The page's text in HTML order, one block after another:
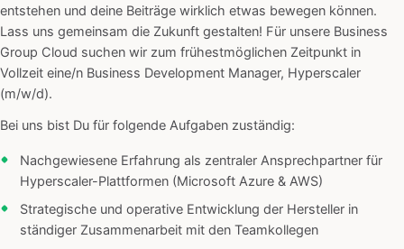
entstehen und deine Beiträge wirklich etwas bewegen können.
Lass uns gemeinsam die Zukunft gestalten! Für unsere Business
Group Cloud suchen wir zum frühestmöglichen Zeitpunkt in
Vollzeit eine/n Business Development Manager, Hyperscaler
(m/w/d).
Bei uns bist Du für folgende Aufgaben zuständig:
Nachgewiesene Erfahrung als zentraler Ansprechpartner für
Hyperscaler-Plattformen (Microsoft Azure & AWS)
Strategische und operative Entwicklung der Hersteller in
ständiger Zusammenarbeit mit den Teamkollegen